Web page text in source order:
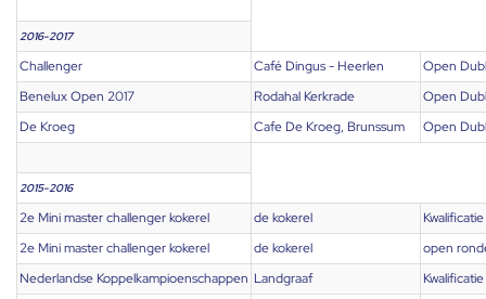
2016-2017
Challenger Café Dingus - Heerlen
Open
Benelux Open 2017
Rodahal Kerkrade
Open
De Kroeg
Cafe De Kroeg, Brunssum Open
2015-2016
2e Mini master challenger kokerel de kokerel
Kwalificatie
2e Mini master challenger kokerel
de kokerel
open
Nederlandse Koppelkampioenschappen Landgraaf
Kwalificatie